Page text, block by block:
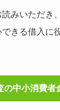
みいただき
きる借入に
の中小消費者